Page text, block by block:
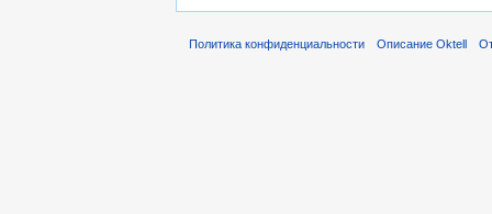
Политика конфиденциальности Описание Oktell